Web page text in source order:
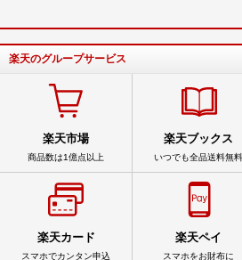
楽天のグループサービス
楽天市場
商品数は1億点以上
楽天ブックス
いつでも全品送料無料
楽天カード
スマホでカンタン申込
楽天ペイ
スマホをお財布に